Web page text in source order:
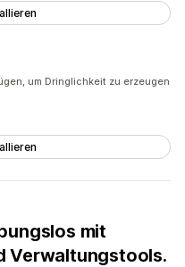
um Dringlichkeit zu erzeugen
mit
Verwaltungstools.